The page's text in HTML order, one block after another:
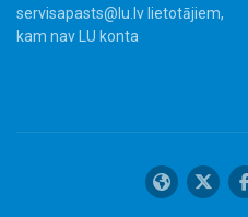
servisapasts@lu.lv lietotājiem,
kam nav LU konta